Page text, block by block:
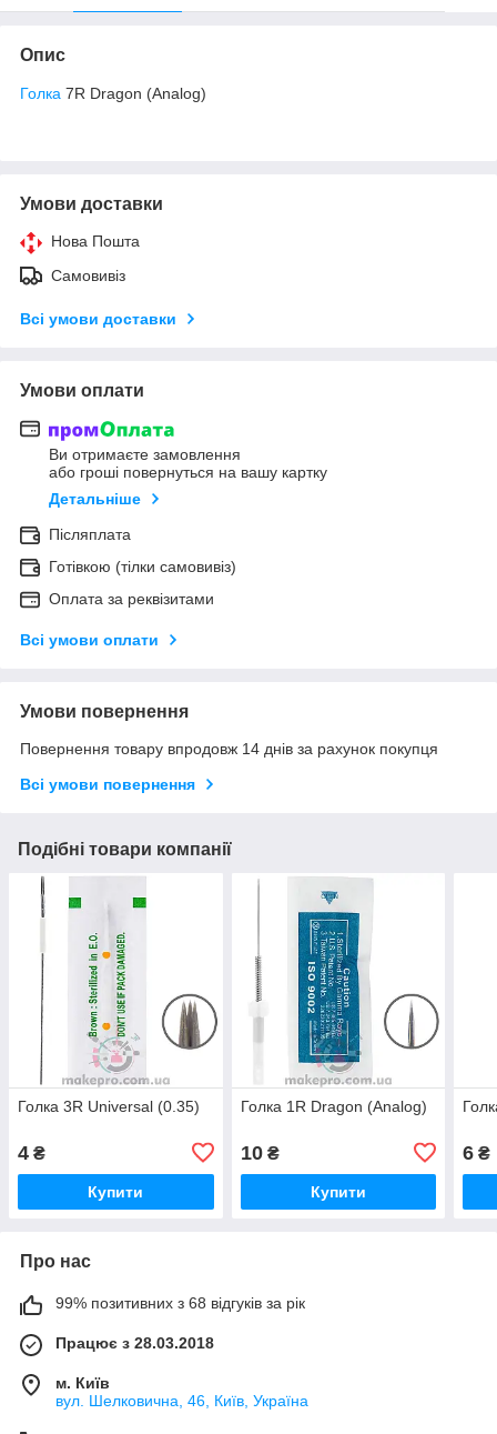
Опис
Голка 7R Dragon (Analog)
Умови доставки
Нова Пошта
Самовивіз
Всі умови доставки
Умови оплати
Ви отримаєте замовлення
або гроші повернуться на вашу картку
Детальніше
Післяплата
Готівкою (тілки самовивіз)
Оплата за реквізитами
Всі умови оплати
Умови повернення
Повернення товару впродовж 14 днів за рахунок покупця
Всі умови повернення
Подібні товари компанії
Голка 3R Universal (0.35)
4 ₴
Купити
Голка 1R Dragon (Analog)
10₴
Купити
6 ₴
Про нас
99% позитивних з 68 відгуків за рік
Працює з 28.03.2018
м. Київ
вул. Шелковична, 46, Київ, Україна